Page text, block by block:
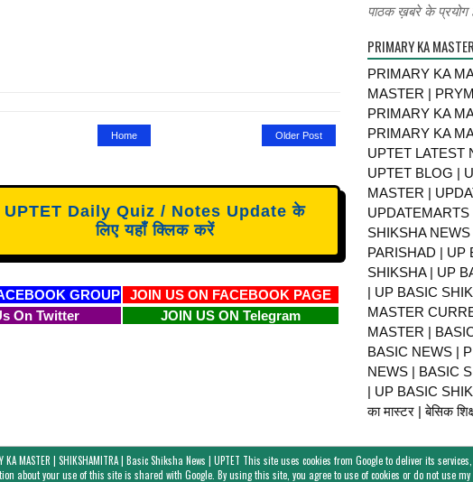
Older Post
Home
UPTET Daily Quiz / Notes Update के
लिए यहाँ क्लिक करें
GROUP
JOIN US ON FACEBOOK PAGE
On Twitter
JOIN US ON Telegram
पाठक ख़बरे के प्रयोग
PRIMARY KA
PRIMARY KA
MASTER |
PRIMARY KA
PRIMARY KA
UPTET LATEST
UPTET BLOG |
MASTER |
SHIKSHA
PARISHAD | UP
SHIKSHA | UP
| UP BASIC
MASTER
MASTER |
BASIC NEWS |
NEWS | BASIC
| UP BASIC
का मास्टर | बेसिक
KA MASTER | SHIKSHAMITRA | Basic Shiksha News | UPTET This site uses cookies from Google to deliver its
about your use of this site is shared with Google. By using this site, you agree to use of cookies or do not use